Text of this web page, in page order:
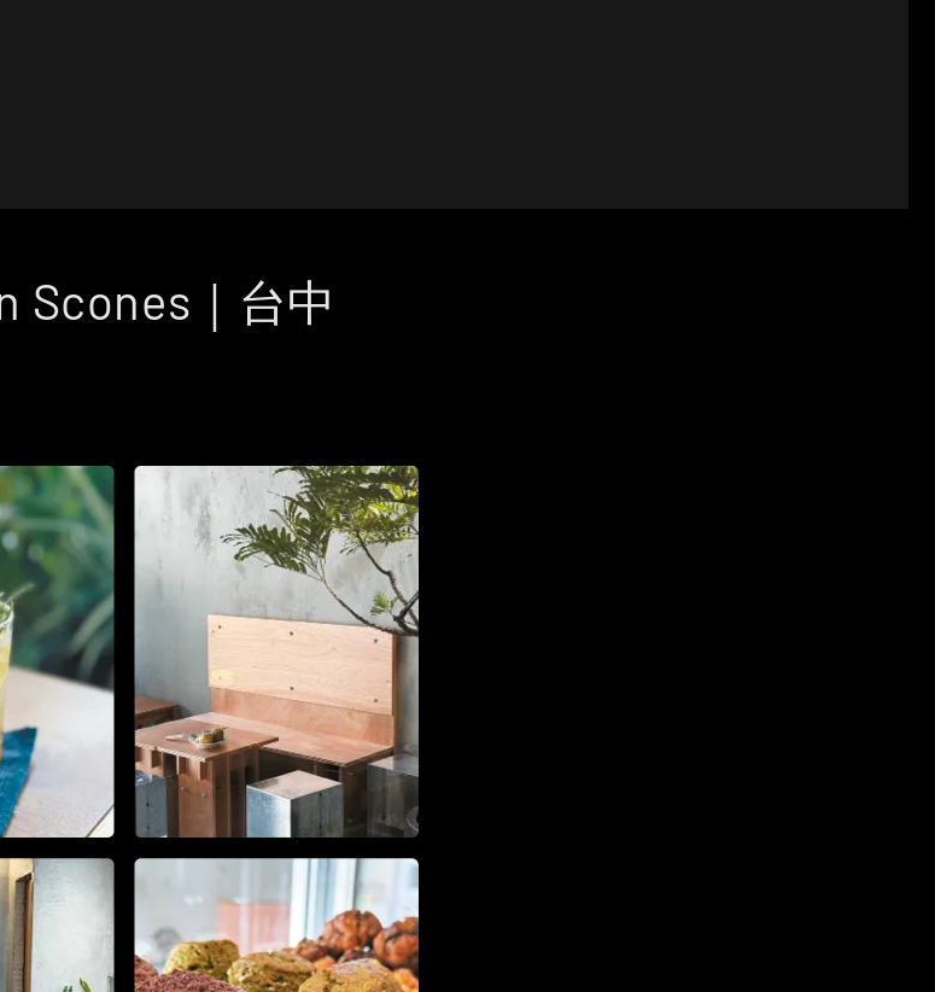
Scones｜台中